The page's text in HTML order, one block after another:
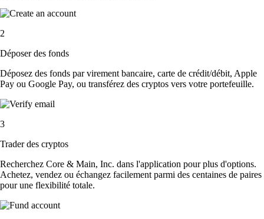
2
Déposer des fonds
Déposez des fonds par virement bancaire, carte de crédit/débit, Apple
Pay ou Google Pay, ou transférez des cryptos vers votre portefeuille.
3
Trader des cryptos
Recherchez Core & Main, Inc. dans l'application pour plus d'options.
Achetez, vendez ou échangez facilement parmi des centaines de paires
pour une flexibilité totale.